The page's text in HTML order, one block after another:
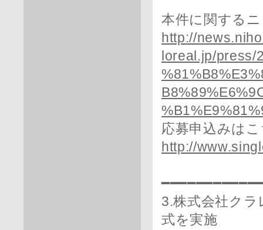
本件に関する
http://
loreal.jp/press/
応募申込みは
http://
3.株式会社ク
式を実施